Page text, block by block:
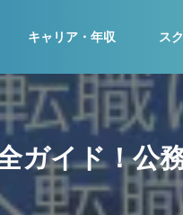
キャリア・年収 ス
ガイド！公